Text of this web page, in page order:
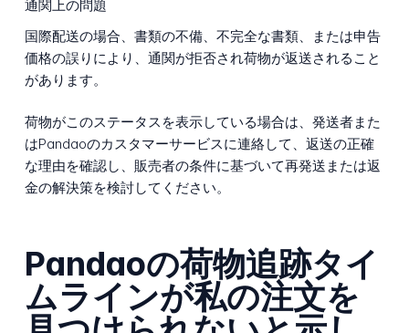
通関上の問題
国際配送の場合、書類の不備、不完全な書類、または申告
価格の誤りにより、通関が拒否され荷物が返送されること
があります。
荷物がこのステータスを表示している場合は、発送者また
はPandaoのカスタマーサービスに連絡して、返送の正確
な理由を確認し、販売者の条件に基づいて再発送または返
金の解決策を検討してください。
Pandaoの荷物追跡タイ
ムラインが私の注文を